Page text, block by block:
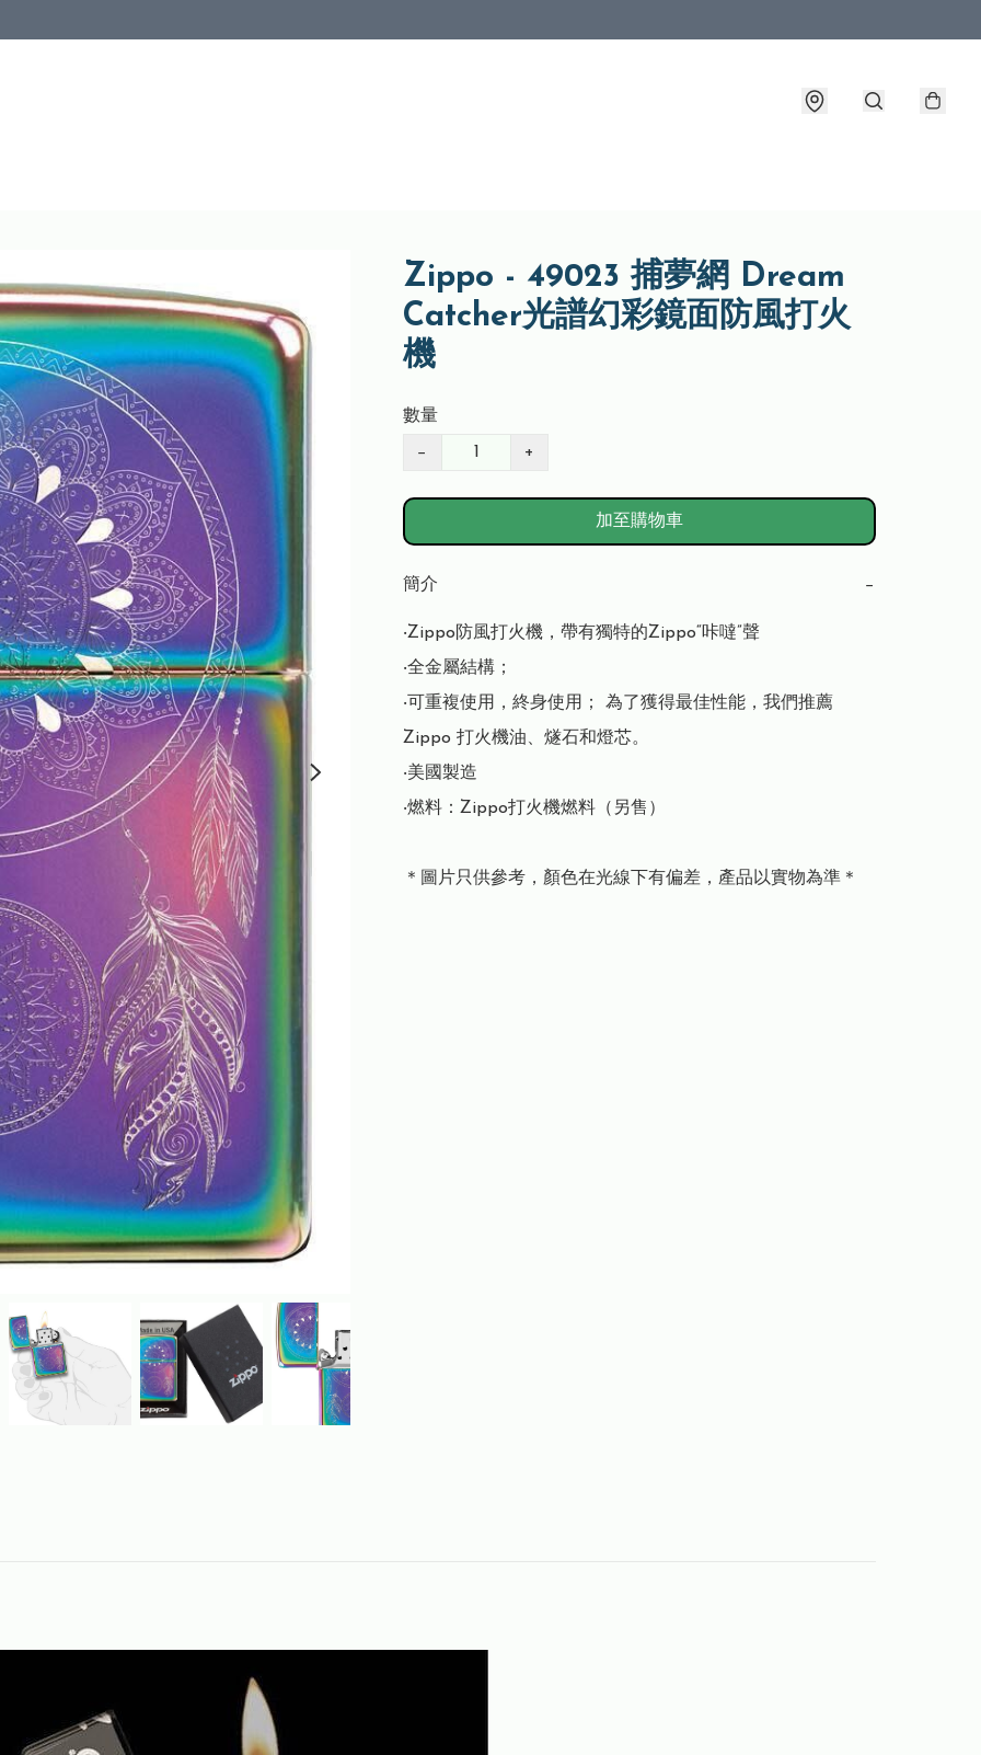
Zippo - 49023 捕夢網 Dream
Catcher光譜幻彩鏡面防風打火
機
數量
− +
加至購物車
簡介 −
‧Zippo防風打火機，帶有獨特的Zippo“咔噠”聲
‧全金屬結構；
‧可重複使用，終身使用； 為了獲得最佳性能，我們推薦
Zippo 打火機油、燧石和燈芯。
‧美國製造
‧燃料：Zippo打火機燃料（另售）
＊圖片只供參考，顏色在光線下有偏差，產品以實物為準＊